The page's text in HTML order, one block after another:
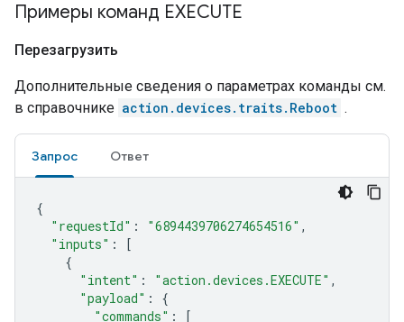
Примеры команд EXECUTE
Перезагрузить
Дополнительные сведения о параметрах команды см.
в справочнике action.devices.traits.Reboot .
Запрос Ответ
{
"requestId" : "6894439706274654516" ,
"inputs" :
[
{
"intent" : "action.devices.EXECUTE" ,
"payload" :
{
"commands" : [